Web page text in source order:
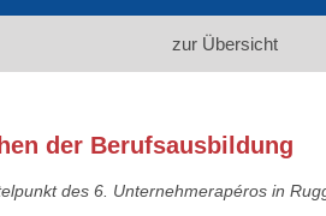
zur Übersicht
der Berufsausbildung
des 6. Unternehmerapéros in